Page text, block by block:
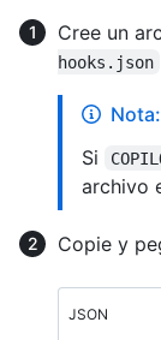
Cree un
hooks.json
Nota:
Si
archivo
Copie y
JSON